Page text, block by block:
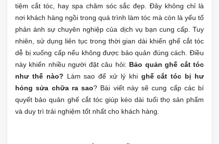
tiệm cắt tóc, hay spa chăm sóc sắc đẹp. Đây không chỉ là
nơi khách hàng ngồi trong quá trình làm tóc mà còn là yếu tố
phản ánh sự chuyên nghiệp của dịch vụ bạn cung cấp. Tuy
nhiên, sử dụng liên tục trong thời gian dài khiến ghế cắt tóc
dễ bị xuống cấp nếu không được bảo quản đúng cách. Điều
này khiến nhiều người đặt câu hỏi: Bảo quản ghế cắt tóc
như thế nào? Làm sao để xử lý khi ghế cắt tóc bị hư
hỏng sửa chữa ra sao? Bài viết này sẽ cung cấp các bí
quyết bảo quản ghế cắt tóc giúp kéo dài tuổi thọ sản phẩm
và duy trì trải nghiệm tốt nhất cho khách hàng.